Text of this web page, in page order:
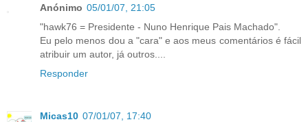
Anónimo 05/01/07, 21:05
"hawk76 = Presidente - Nuno Henrique Pais Machado".
Eu pelo menos dou a "cara" e aos meus comentários é fácil
atribuir um autor, já outros....
Responder
Micas10 07/01/07, 17:40